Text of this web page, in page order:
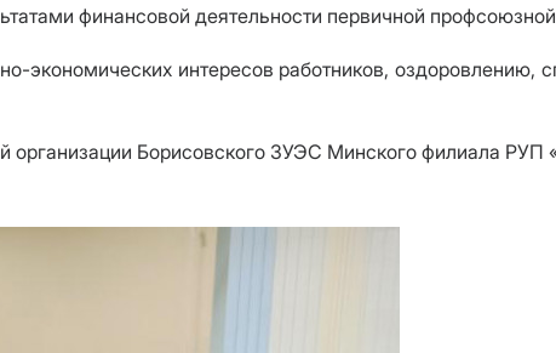
финансовой деятельности первичной
экономических интересов работников, оздоровлению,
Борисовского ЗУЭС Минского филиала РУП